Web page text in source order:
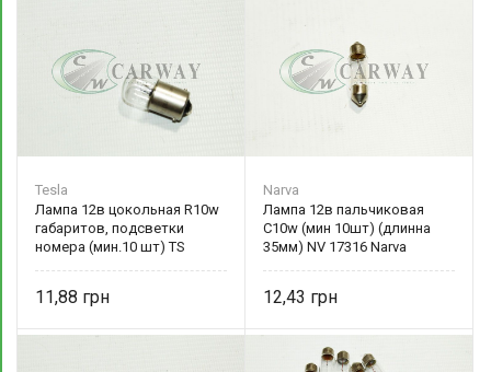
Tesla
Лампа 12в цокольная R10w
габаритов, подсветки
номера (мин.10 шт) TS
11,88
Narva
Лампа 12в пальчиковая
C10w (мин 10шт) (длинна
35мм) NV 17316 Narva
12,43